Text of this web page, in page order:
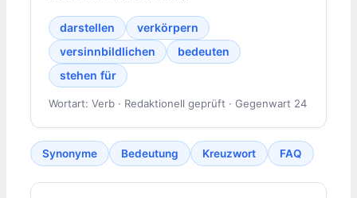
darstellen
verkörpern
versinnbildlichen
bedeuten
stehen für
Wortart: Verb · Redaktionell geprüft · Gegenwart 24
Synonyme Bedeutung Kreuzwort FAQ